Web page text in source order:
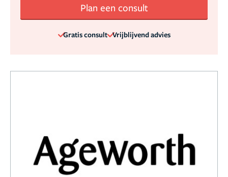
Plan een consult
Gratis consult Vrijblijvend advies